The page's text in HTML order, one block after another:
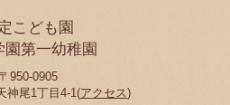
こども園
園第一幼稚園
〒950-0905
神尾1丁目4-1(アクセス)